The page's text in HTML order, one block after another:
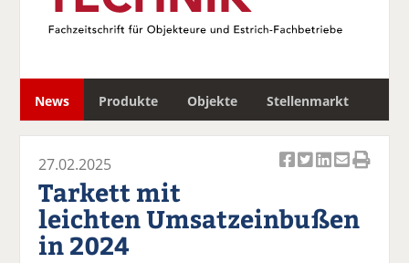
News Produkte Objekte Stellenmarkt
c
k k k k k
27.02.2025
Tarkett mit
leichten Umsatzeinbußen
in 2024